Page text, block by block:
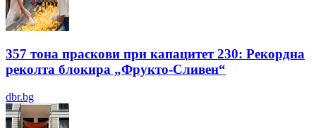
357 тона праскови при капацитет 230: Рекордна
реколта блокира „Фрукто-Сливен“
dbr.bg